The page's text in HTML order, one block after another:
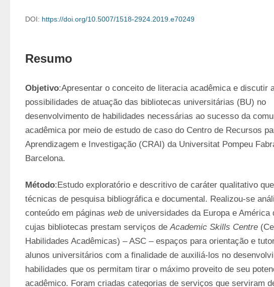
DOI: https://doi.org/10.5007/1518-2924.2019.e70249
Resumo
Objetivo:Apresentar o conceito de literacia acadêmica e discutir
possibilidades de atuação das bibliotecas universitárias (BU) no
desenvolvimento de habilidades necessárias ao sucesso da
acadêmica por meio de estudo de caso do Centro de Recursos
Aprendizagem e Investigação (CRAI) da Universitat Pompeu
Barcelona.
Método:Estudo exploratório e descritivo de caráter qualitativo
técnicas de pesquisa bibliográfica e documental. Realizou-se
conteúdo em páginas web de universidades da Europa e América
cujas bibliotecas prestam serviços de Academic Skills Centre
Habilidades Acadêmicas) – ASC – espaços para orientação e
alunos universitários com a finalidade de auxiliá-los no
habilidades que os permitam tirar o máximo proveito de seu
acadêmico. Foram criadas categorias de serviços que serviram